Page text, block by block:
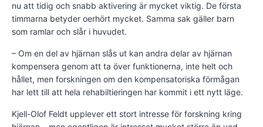
nu att tidig och snabb aktivering är mycket viktig. De första
timmarna betyder oerhört mycket. Samma sak gäller barn
som ramlar och slår i huvudet.
– Om en del av hjärnan slås ut kan andra delar av hjärnan
kompensera genom att ta över funktionerna, inte helt och
hållet, men forskningen om den kompensatoriska förmågan
har lett till att hela rehabiltieringen har kommit i ett nytt läge.
Kjell-Olof Feldt upplever ett stort intresse för forskning kring